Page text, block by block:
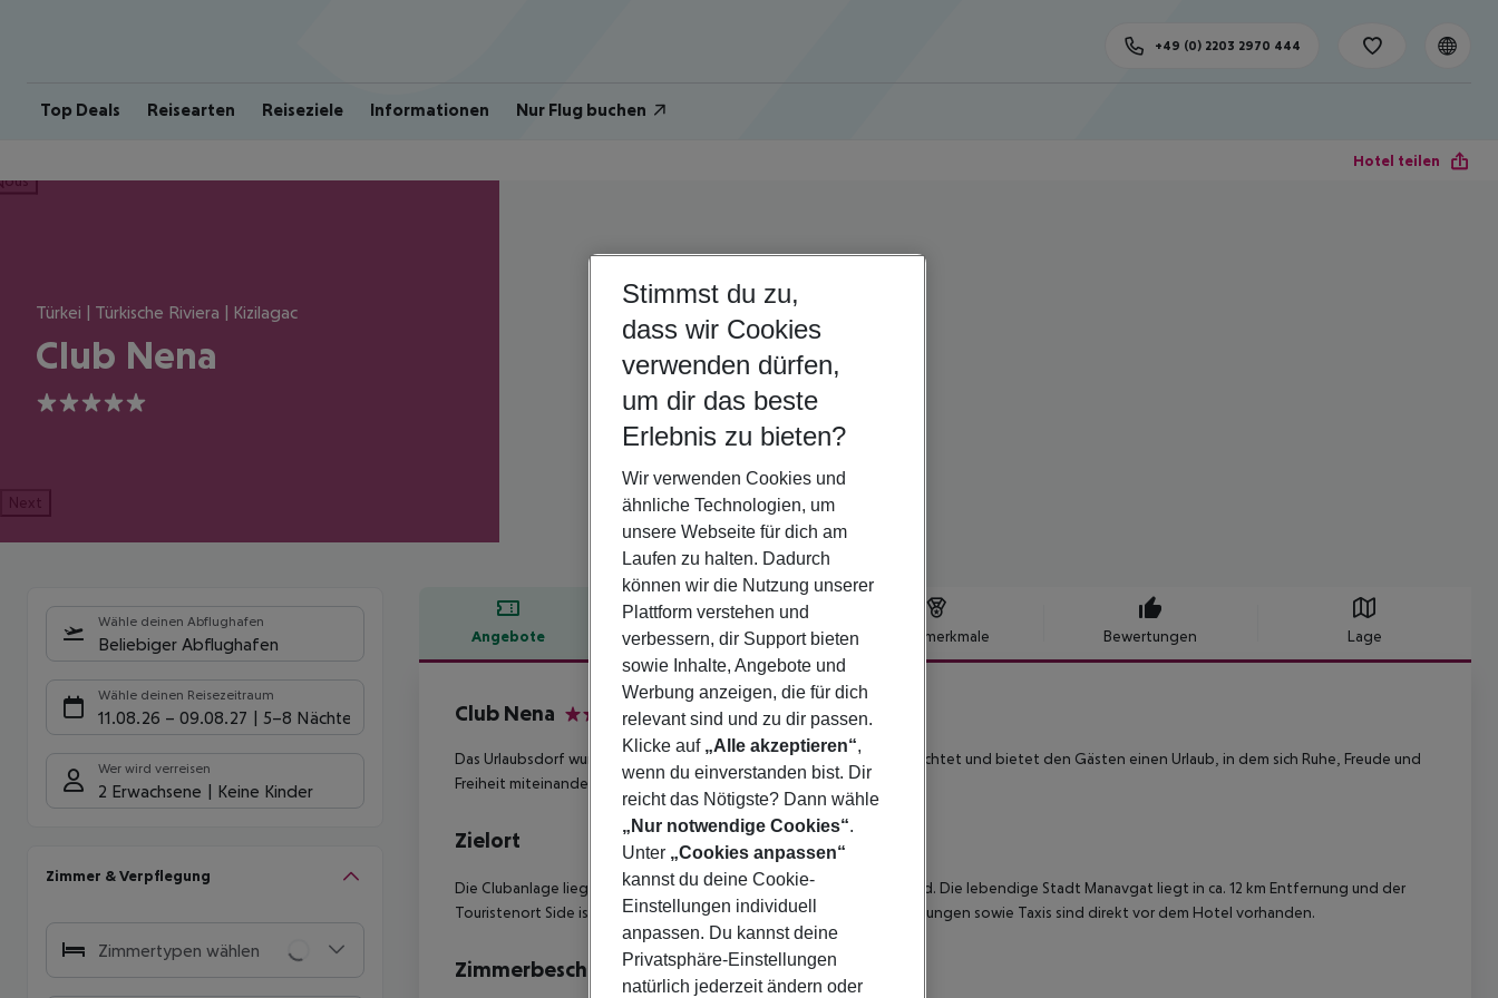
Top Deals Reisearten Reiseziele Informationen Nur Flug buchen
+49 (0) 2203 2970 444
Hotel teilen
Türkei | Türkische Riviera | Kizilagac
Club Nena
5
Next
Wähle deinen Abflughafen
Beliebiger Abflughafen
Wähle deinen Reisezeitraum
11.08.26 – 09.08.27 5-8 Nächte
Wer wird verreisen
2 Erwachsene Keine Kinder
Zimmer & Verpflegung
Zimmertypen wählen
Angebote Hotelbeschreibung Hotelmerkmale Bewertungen Lage
Hotelbeschreibung
Club Nena
Das Urlaubsdorf wurde auf einem Areal von mehr als 40 ha Fläche errichtet und bietet den Gästen einen Urlaub, in dem sich Ruhe, Freude und
Freiheit miteinander verbinden lassen.
Zielort
Die Clubanlage liegt direkt am weitläufigen, breiten Sand-/Kiesstrand. Die lebendige Stadt Manavgat liegt in ca. 12 km Entfernung und der
Touristenort Side ist ca. 15 km entfernt. Öffentliche Minibus-Verbindungen sowie Taxis sind direkt vor dem Hotel vorhanden.
Zimmerbeschreibung
Stimmst du zu,
dass wir Cookies
verwenden dürfen,
um dir das beste
Erlebnis zu bieten?
Wir verwenden Cookies und
ähnliche Technologien, um
unsere Webseite für dich am
Laufen zu halten. Dadurch
können wir die Nutzung unserer
Plattform verstehen und
verbessern, dir Support bieten
sowie Inhalte, Angebote und
Werbung anzeigen, die für dich
relevant sind und zu dir passen.
Klicke auf „Alle akzeptieren“,
wenn du einverstanden bist. Dir
reicht das Nötigste? Dann wähle
„Nur notwendige Cookies“.
Unter „Cookies anpassen“
kannst du deine Cookie-
Einstellungen individuell
anpassen. Du kannst deine
Privatsphäre-Einstellungen
natürlich jederzeit ändern oder